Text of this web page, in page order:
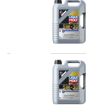
4db/